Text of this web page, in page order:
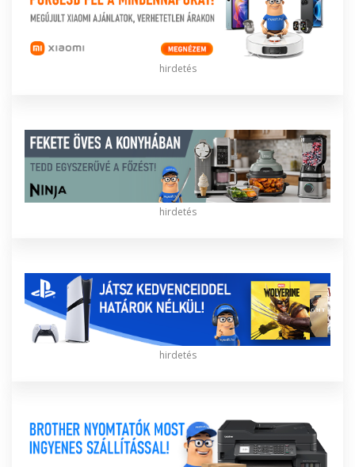
hirdetés
hirdetés
hirdetés